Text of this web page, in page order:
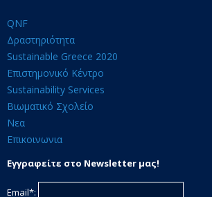
QNF
Δραστηριότητα
Sustainable Greece 2020
Επιστημονικό Κέντρο
Sustainability Services
Βιωματικό Σχολείο
Νεα
Επικοινωνια
Εγγραφείτε στο Newsletter μας!
Email*: